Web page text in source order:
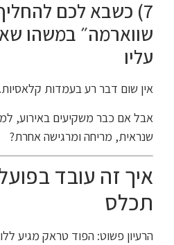
7) כשבא לכם
שווארמה״ במשהו
עליו
אין שום דבר רע בעמדות קלאסיות.
אבל אם כבר משקיעים באירוע,
שנראית, מריחה ומרגישה אחרת?
איך זה עובד
תכלס
הרעיון פשוט: הפוד טראק מגיע